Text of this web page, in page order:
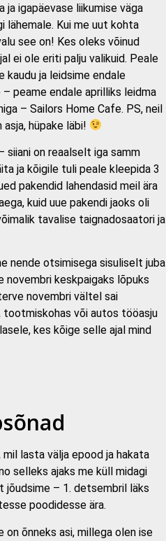
igapäevase liikumise väga
lähemale. Kui me uut kohta
see on! Kes oleks võinud
ei ole eriti palju valikuid. Peale
ja leidsime endale
peame endale aprilliks leidma
– Sailors Home Cafe. PS, neil
hüpake läbi!
on reaalselt iga samm
ja kõigile tuli peale kleepida 3
pakendid lahendasid meil ära
kuid uue pakendi jaoks oli
tavalise taignadosaatori ja
nende otsimisega sisuliselt juba
keskpaigaks lõpuks
novembri vältel sai
tootmiskohas või autos tööasju
kes kõige selle ajal mind
lasta välja epood ja hakata
selleks ajaks me küll midagi
jõudsime – 1. detsembril läks
poodidesse ära.
on õnneks asi, millega olen ise